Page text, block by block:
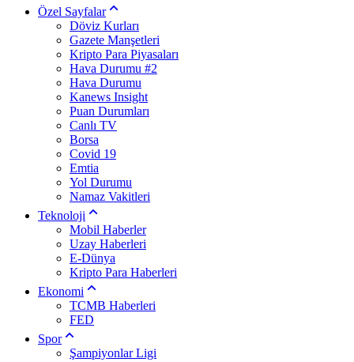
Özel Sayfalar
Döviz Kurları
Gazete Manşetleri
Kripto Para Piyasaları
Hava Durumu #2
Hava Durumu
Kanews Insight
Puan Durumları
Canlı TV
Borsa
Covid 19
Emtia
Yol Durumu
Namaz Vakitleri
Teknoloji
Mobil Haberler
Uzay Haberleri
E-Dünya
Kripto Para Haberleri
Ekonomi
TCMB Haberleri
FED
Spor
Şampiyonlar Ligi